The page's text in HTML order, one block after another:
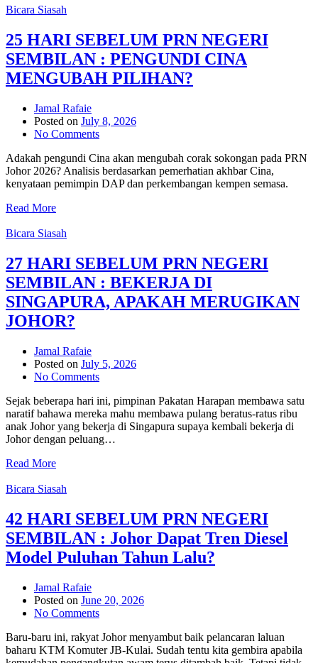
Bicara Siasah
25 HARI SEBELUM PRN NEGERI
SEMBILAN : PENGUNDI CINA
MENGUBAH PILIHAN?
Jamal Rafaie
Posted on July 8, 2026
No Comments
Adakah pengundi Cina akan mengubah corak sokongan pada PRN
Johor 2026? Analisis berdasarkan pemerhatian akhbar Cina,
kenyataan pemimpin DAP dan perkembangan kempen semasa.
Read More
Bicara Siasah
27 HARI SEBELUM PRN NEGERI
SEMBILAN : BEKERJA DI
SINGAPURA, APAKAH MERUGIKAN
JOHOR?
Jamal Rafaie
Posted on July 5, 2026
No Comments
Sejak beberapa hari ini, pimpinan Pakatan Harapan membawa satu
naratif bahawa mereka mahu membawa pulang beratus-ratus ribu
anak Johor yang bekerja di Singapura supaya kembali bekerja di
Johor dengan peluang…
Read More
Bicara Siasah
42 HARI SEBELUM PRN NEGERI
SEMBILAN : Johor Dapat Tren Diesel
Model Puluhan Tahun Lalu?
Jamal Rafaie
Posted on June 20, 2026
No Comments
Baru-baru ini, rakyat Johor menyambut baik pelancaran laluan
baharu KTM Komuter JB-Kulai. Sudah tentu kita gembira apabila